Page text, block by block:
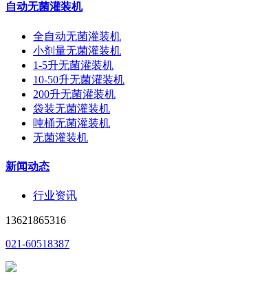
自动无菌灌装机
全自动无菌灌装机
小剂量无菌灌装机
1-5升无菌灌装机
10-50升无菌灌装机
200升无菌灌装机
袋装无菌灌装机
吨桶无菌灌装机
无菌灌装机
新闻动态
行业资讯
13621865316
021-60518387